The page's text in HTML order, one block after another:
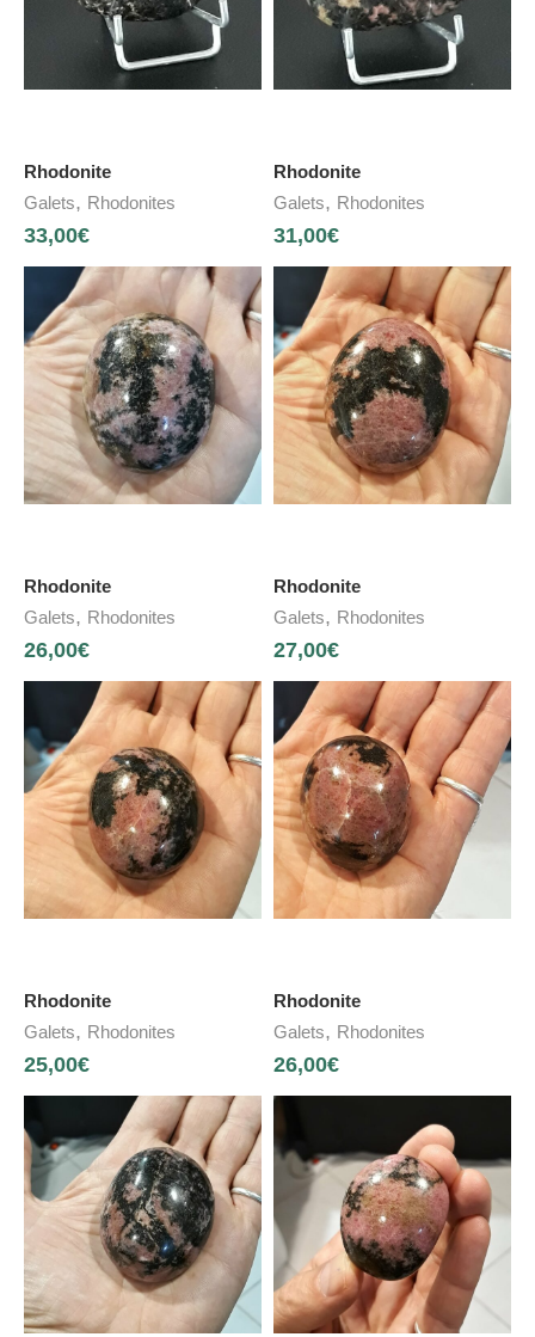
Rhodonite
Galets, Rhodonites
33,00€
Rhodonite
Galets, Rhodonites
31,00€
Rhodonite
Galets, Rhodonites
26,00€
Rhodonite
Galets, Rhodonites
27,00€
Rhodonite
Galets, Rhodonites
25,00€
Rhodonite
Galets, Rhodonites
26,00€